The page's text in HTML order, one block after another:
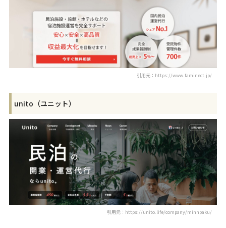
引用元：https://www.faminect.jp/
unito（ユニット）
引用元：https://unito.life/company/minnpaku/